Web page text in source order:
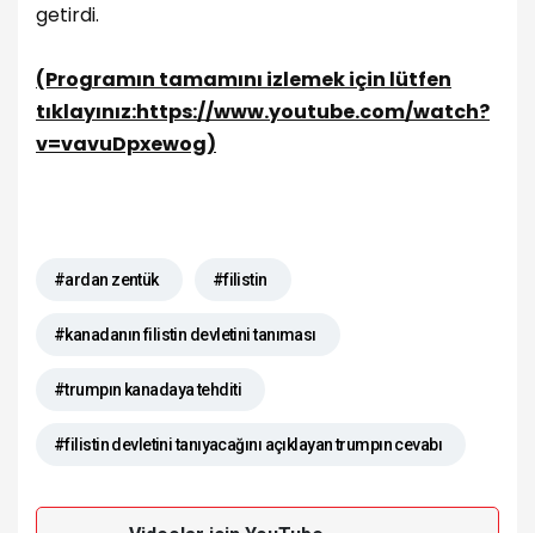
getirdi.
(Programın tamamını izlemek için lütfen
tıklayınız:https://www.youtube.com/watch?
v=vavuDpxewog)
#ardan zentük #filistin
#kanadanın filistin devletini tanıması
#trumpın kanadaya tehditi
#filistin devletini tanıyacağını açıklayan trumpın cevabı